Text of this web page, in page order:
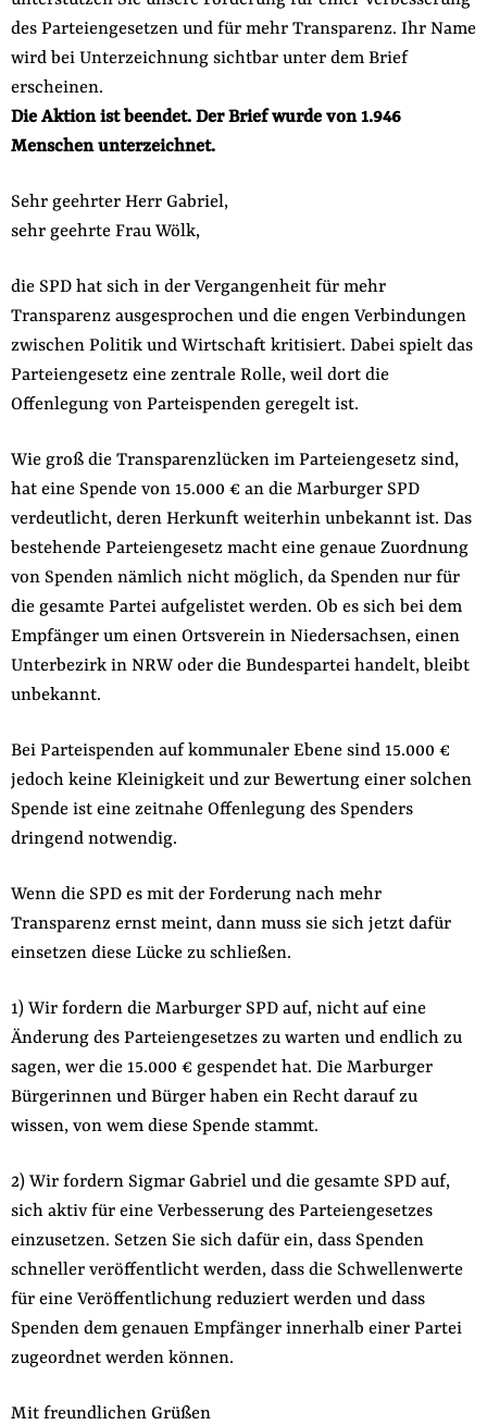
des Parteiengesetzen und für mehr Transparenz. Ihr Name
wird bei Unterzeichnung sichtbar unter dem Brief
erscheinen.
Die Aktion ist beendet. Der Brief wurde von 1.946
Menschen unterzeichnet.
Sehr geehrter Herr Gabriel,
sehr geehrte Frau Wölk,
die SPD hat sich in der Vergangenheit für mehr
Transparenz ausgesprochen und die engen Verbindungen
zwischen Politik und Wirtschaft kritisiert. Dabei spielt das
Parteiengesetz eine zentrale Rolle, weil dort die
Offenlegung von Parteispenden geregelt ist.
Wie groß die Transparenzlücken im Parteiengesetz sind,
hat eine Spende von 15.000 € an die Marburger SPD
verdeutlicht, deren Herkunft weiterhin unbekannt ist. Das
bestehende Parteiengesetz macht eine genaue Zuordnung
von Spenden nämlich nicht möglich, da Spenden nur für
die gesamte Partei aufgelistet werden. Ob es sich bei dem
Empfänger um einen Ortsverein in Niedersachsen, einen
Unterbezirk in NRW oder die Bundespartei handelt, bleibt
unbekannt.
Bei Parteispenden auf kommunaler Ebene sind 15.000 €
jedoch keine Kleinigkeit und zur Bewertung einer solchen
Spende ist eine zeitnahe Offenlegung des Spenders
dringend notwendig.
Wenn die SPD es mit der Forderung nach mehr
Transparenz ernst meint, dann muss sie sich jetzt dafür
einsetzen diese Lücke zu schließen.
1) Wir fordern die Marburger SPD auf, nicht auf eine
Änderung des Parteiengesetzes zu warten und endlich zu
sagen, wer die 15.000 € gespendet hat. Die Marburger
Bürgerinnen und Bürger haben ein Recht darauf zu
wissen, von wem diese Spende stammt.
2) Wir fordern Sigmar Gabriel und die gesamte SPD auf,
sich aktiv für eine Verbesserung des Parteiengesetzes
einzusetzen. Setzen Sie sich dafür ein, dass Spenden
schneller veröffentlicht werden, dass die Schwellenwerte
für eine Veröffentlichung reduziert werden und dass
Spenden dem genauen Empfänger innerhalb einer Partei
zugeordnet werden können.
Mit freundlichen Grüßen